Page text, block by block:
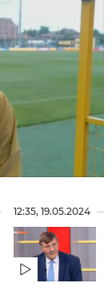
12:35, 19.05.2024